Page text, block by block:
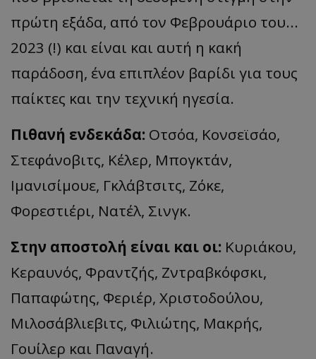
πρώτη εξάδα, από τον Φεβρουάριο του...
2023 (!) και είναι και αυτή η κακή
παράδοση, ένα επιπλέον βαρίδι για τους
παίκτες και την τεχνική ηγεσία.
Πιθανή ενδεκάδα: Οτσόα, Κονσεϊσάο,
Στεφάνοβιτς, Κέλερ, Μπογκτάν,
Ιμανισίμουε, Γκλάβτσιτς, Ζόκε,
Φορεστιέρι, Νατέλ, Σινγκ.
Στην αποστολή είναι και οι: Κυριάκου,
Κεραυνός, Φραντζής, Ζντραβκόφσκι,
Παπαφώτης, Φεριέρ, Χριστοδούλου,
Μιλοσάβλιεβιτς, Φιλιώτης, Μακρής,
Γουίλερ και Παναγή.